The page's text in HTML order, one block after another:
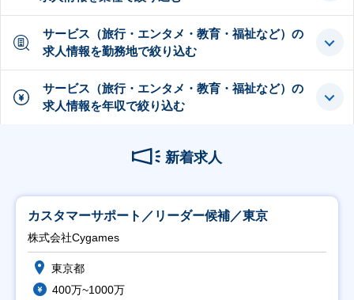
サービス（旅行・エンタメ・教育・福祉など）の
求人情報を勤務地で絞り込む
サービス（旅行・エンタメ・教育・福祉など）の
求人情報を年収で絞り込む
新着求人
カスタマーサポート／リーダー候補／東京
株式会社Cygames
東京都
400万~1000万